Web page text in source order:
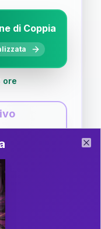
di Coppia
ore
alla newsletter